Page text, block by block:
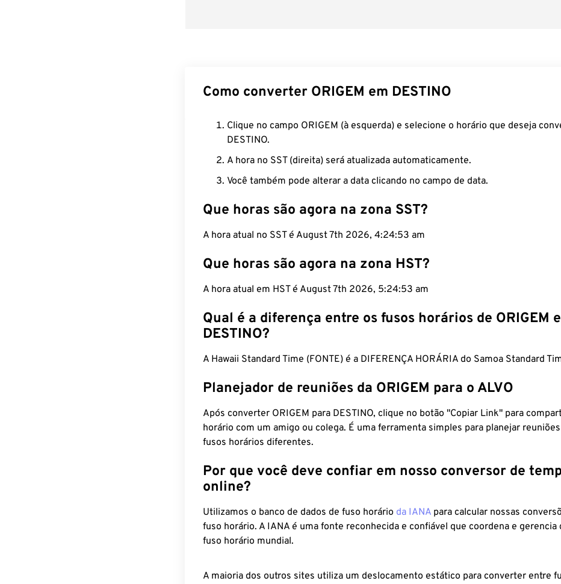
Como converter ORIGEM em DESTINO
Clique no campo ORIGEM (à esquerda) e selecione o horário que deseja
DESTINO.
A hora no SST (direita) será atualizada automaticamente.
Você também pode alterar a data clicando no campo de data.
Que horas são agora na zona SST?
A hora atual no SST é August 7th 2026, 4:24:54 am
Que horas são agora na zona HST?
A hora atual em HST é August 7th 2026, 5:24:54 am
Qual é a diferença entre os fusos horários de ORIGEM e
DESTINO?
A Hawaii Standard Time (FONTE) é a DIFERENÇA HORÁRIA do Samoa Standard
Planejador de reuniões da ORIGEM para o ALVO
Após converter ORIGEM para DESTINO, clique no botão "Copiar Link" para
horário com um amigo ou colega. É uma ferramenta simples para planejar
fusos horários diferentes.
Por que você deve confiar em nosso conversor de
online?
Utilizamos o banco de dados de fuso horário da IANA para calcular nossas
fuso horário. A IANA é uma fonte reconhecida e confiável que coordena e gerencia
fuso horário mundial.
A maioria dos outros sites utiliza um deslocamento estático para converter entre